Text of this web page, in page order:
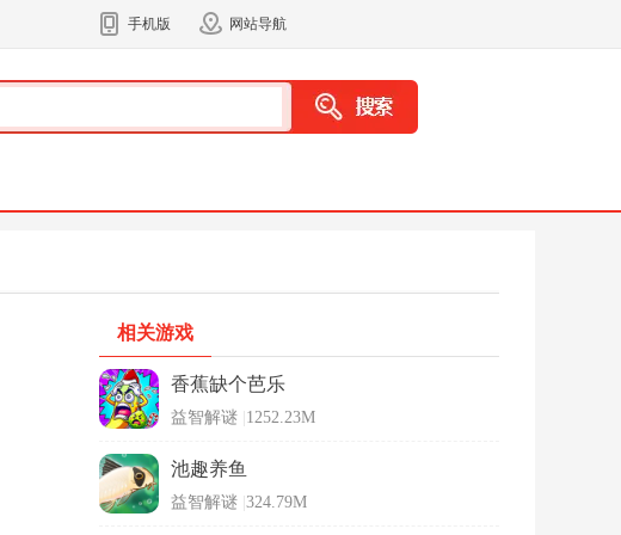
手机版 网站导航
相关游戏
香蕉缺个芭乐
益智解谜 1252.23M
池趣养鱼
益智解谜 324.79M